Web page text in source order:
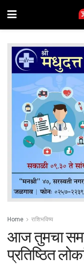
Home राशिभविष्य
आज तुमचा
प्रतिष्ठित